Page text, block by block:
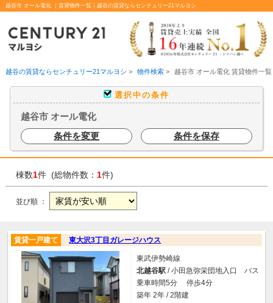
越谷市 オール電化 ｜賃貸物件一覧｜越谷の賃貸ならセンチュリー21マルヨシ
越谷の賃貸ならセンチュリー21マルヨシ > 物件検索> 越谷市 オール電化 賃貸物件一覧
選択中の条件
越谷市 オール電化
条件を変更
条件を保存
棟数1件 (総物件数： 1件)
並び順 ：
東大沢3丁目ガレージハウス
賃貸一戸建て
東武伊勢崎線
北越谷駅 / 小田急弥栄団地入口 バス
乗車時間5分 停歩4分
築年 2年 / 2階建